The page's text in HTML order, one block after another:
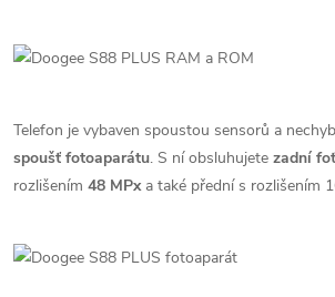
Telefon je vybaven spoustou sensorů a
spoušť fotoaparátu. S ní obsluhujete zadní
rozlišením 48 MPxa také přední s rozlišením